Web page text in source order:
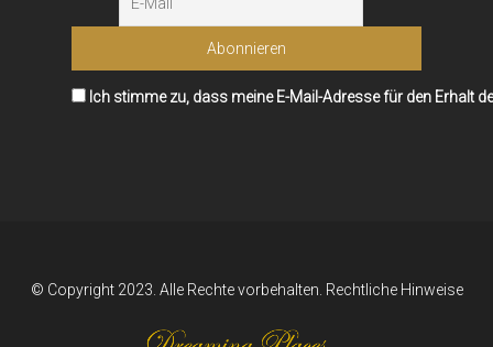
Ich stimme zu, dass meine E-Mail-Adresse für den Erhalt
© Copyright 2023. Alle Rechte vorbehalten. Rechtliche Hinweise